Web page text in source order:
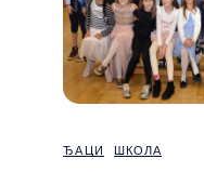
ЂАЦИ ШКОЛА